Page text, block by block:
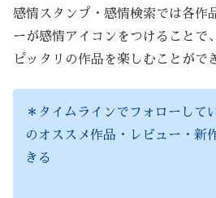
感情スタンプ・感情検索では各作
ーが感情アイコンをつけることで
ピッタリの作品を楽しむことがで
＊タイムラインでフォローして
のオススメ作品・レビュー・新
きる